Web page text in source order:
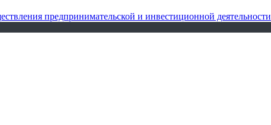
предпринимательской и инвестиционной деятельности